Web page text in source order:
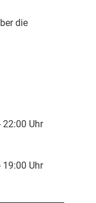
die
Uhr
Uhr